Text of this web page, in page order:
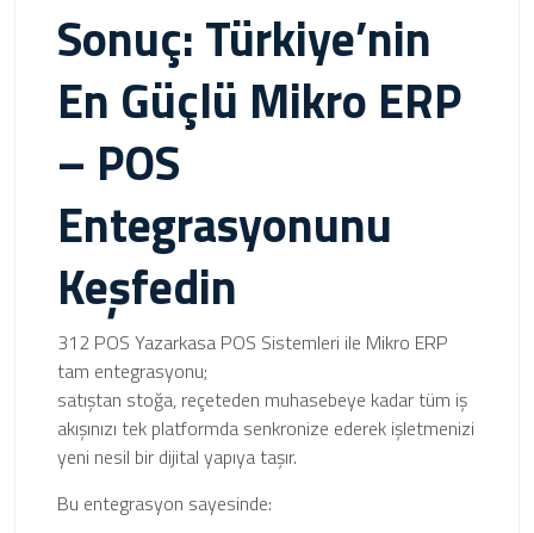
Sonuç: Türkiye’nin
En Güçlü Mikro ERP
– POS
Entegrasyonunu
Keşfedin
312 POS Yazarkasa POS Sistemleri ile Mikro ERP
tam entegrasyonu;
satıştan stoğa, reçeteden muhasebeye kadar tüm iş
akışınızı tek platformda senkronize ederek işletmenizi
yeni nesil bir dijital yapıya taşır.
Bu entegrasyon sayesinde: